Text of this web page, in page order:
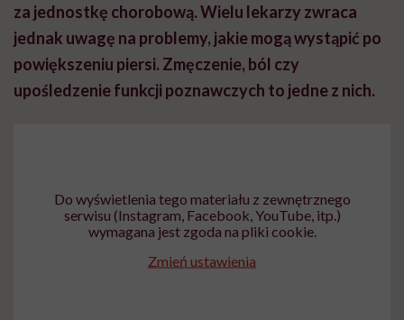
za jednostkę chorobową. Wielu lekarzy zwraca
jednak uwagę na problemy, jakie mogą wystąpić po
powiększeniu piersi. Zmęczenie, ból czy
upośledzenie funkcji poznawczych to jedne z nich.
Do wyświetlenia tego materiału z zewnętrznego
serwisu (Instagram, Facebook, YouTube, itp.)
wymagana jest zgoda na pliki cookie.
Zmień ustawienia